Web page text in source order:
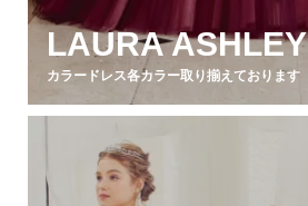
LAURA ASHLEY
カラードレス各カラー取り揃えております